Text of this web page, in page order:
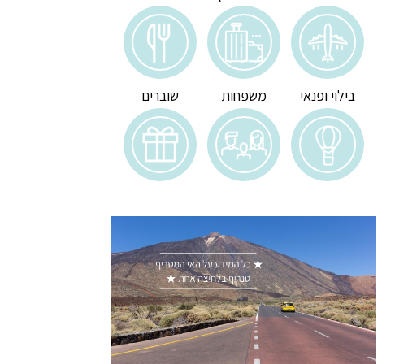
בילוי ופנאי משפחות שוברים